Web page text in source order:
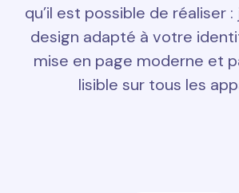
qu’il est possible de réaliser
design adapté à votre
mise en page moderne et
lisible sur tous les